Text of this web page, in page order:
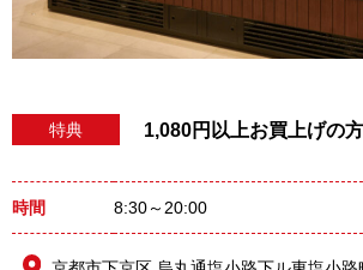
特典 1,080円以上お買上げの
時間 8:30～20:00